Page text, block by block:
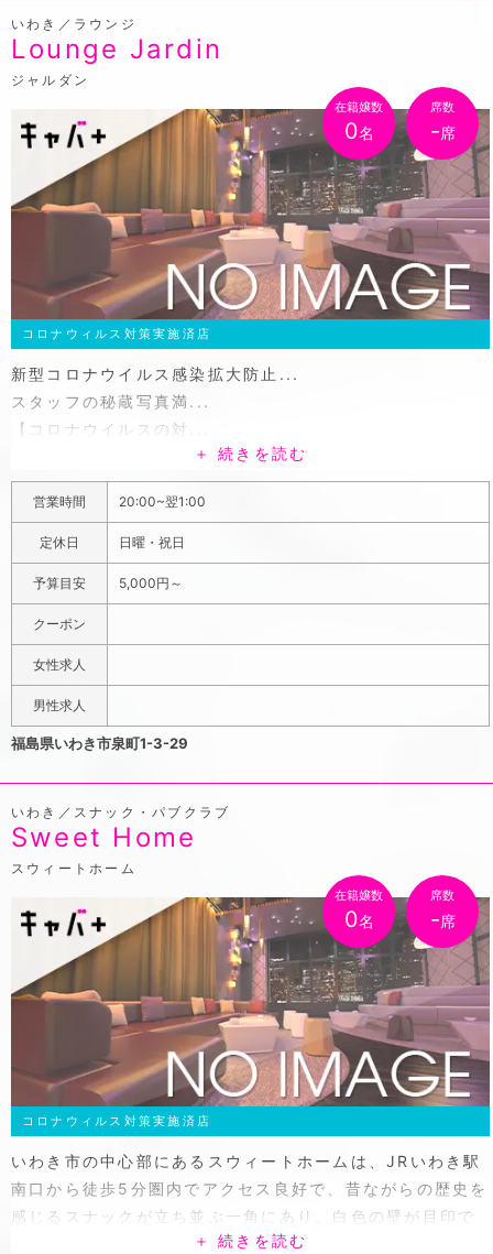
いわき／ラウンジ
Lounge Jardin
ジャルダン
在籍嬢数
0名
席数
-席
コロナウィルス対策実施済店
新型コロナウイルス感染拡大防止...
スタッフの秘蔵写真満...
【コロナウイルスの対...
20代から30代のカワイイ系、キレイ系の女の子がバッチリ
揃ってます！楽しめること間違いなし！最低限ではござい
ますが、コロナウイルス感染症対策としまして、スタッフ
の体調管理、店内のアルコール除菌を徹底しております。
安心してお客様がくつろげるよう努めていければと考えて
おります。いわき近辺でお店をお探しの方は、ぜひともガ
ールズラウンジ「ジャルダン」をご利用ください。初めて
来店するお客さんは、初回60分2000円飲み放題でご案内
します。
＋ 続きを読む
営業時間 20:00~翌1:00
定休日 日曜・祝日
予算目安 5,000円～
クーポン
女性求人
男性求人
福島県いわき市泉町1-3-29
いわき／スナック・パブクラブ
Sweet Home
スウィートホーム
在籍嬢数
0名
席数
-席
コロナウィルス対策実施済店
いわき市の中心部にあるスウィートホームは、JRいわき駅
南口から徒歩5分圏内でアクセス良好で、昔ながらの歴史を
感じるスナックが立ち並ぶ一角にあり、白色の壁が目印で
す。清潔感を大事にしてシンプルな作りに仕上げられた空
＋ 続きを読む